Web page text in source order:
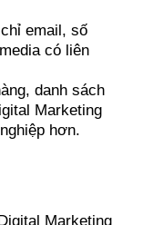
email, số
có liên
danh sách
Marketing
hơn.
Marketing